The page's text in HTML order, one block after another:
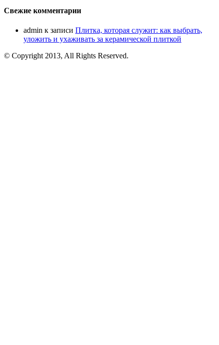
Свежие комментарии
admin к записи Плитка, которая служит: как выбрать,
уложить и ухаживать за керамической плиткой
© Copyright 2013, All Rights Reserved.